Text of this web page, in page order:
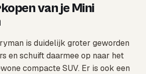
van je Mini
is duidelijk groter geworden
en schuift daarmee op naar het
compacte SUV. Er is ook een